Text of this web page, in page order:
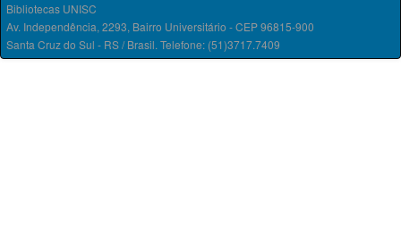
Bibliotecas UNISC
Av. Independência, 2293, Bairro Universitário - CEP 96815-900
Santa Cruz do Sul - RS / Brasil. Telefone: (51)3717.7409